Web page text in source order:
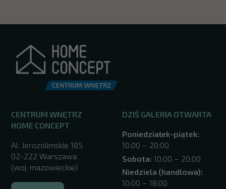
CENTRUM WNĘTRZ
HOME CONCEPT
Al. Jerozolimskie 185
02-222 Warszawa
(woj. mazowieckie)
DZIŚ GALERIA OTWARTA
Poniedziałek-piątek:
10:00 – 20:00
Sobota: 10:00 – 20:00
Niedziela (handlowa):
10:00 – 18:00